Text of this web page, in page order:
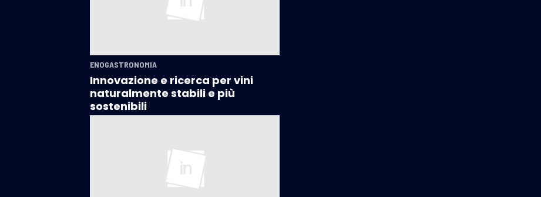
ENOGASTRONOMIA
Innovazione e ricerca per vini
naturalmente stabili e più
sostenibili